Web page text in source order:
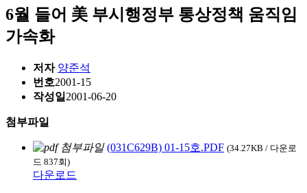
6월 들어 美 부시행정부 통상정책 움직임
가속화
저자 양준석
번호2001-15
작성일 2001-06-20
첨부파일
(031C629B) 01-15호.PDF (34.27KB / 다운로
드 837회)
다운로드